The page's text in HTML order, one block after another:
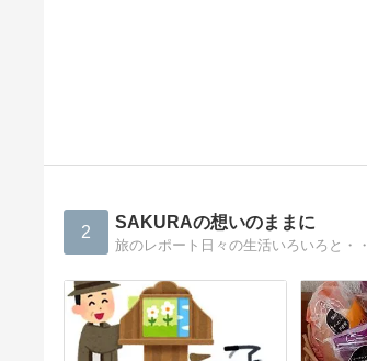
2 SAKURAの想いのままに
旅のレポート日々の生活いろいろと・